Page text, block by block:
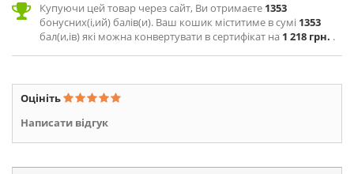
Купуючи цей товар через сайт, Ви отримаєте 1353
бонусних(і,ий) балів(и). Ваш кошик міститиме в сумі 1353
бал(и,ів) які можна конвертувати в сертифікат на 1 218 грн. .
Оцініть
Написати відгук